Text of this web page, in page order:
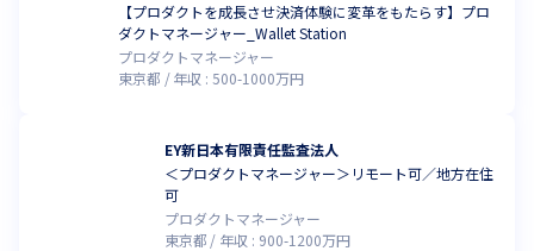
【プロダクトを成長させ決済体験に変革をもたらす】プロ
ダクトマネージャー_Wallet Station
プロダクトマネージャー
東京都
年収 :500-1000万円
EY新日本有限責任監査法人
＜プロダクトマネージャー＞リモート可／地方在住
可
プロダクトマネージャー
東京都
年収 : 900-1200万円